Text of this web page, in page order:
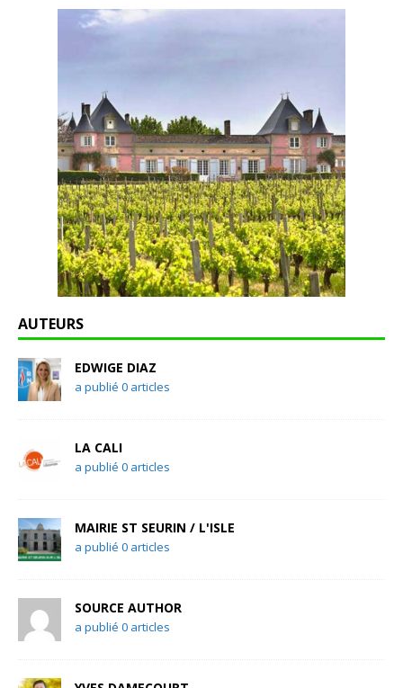
AUTEURS
EDWIGE DIAZ
a publié 0 articles
LA CALI
a publié 0 articles
MAIRIE ST SEURIN / L'ISLE
a publié 0 articles
SOURCE AUTHOR
a publié 0 articles